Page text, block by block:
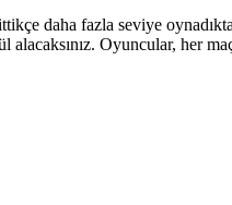
daha fazla seviye
Oyuncular, her